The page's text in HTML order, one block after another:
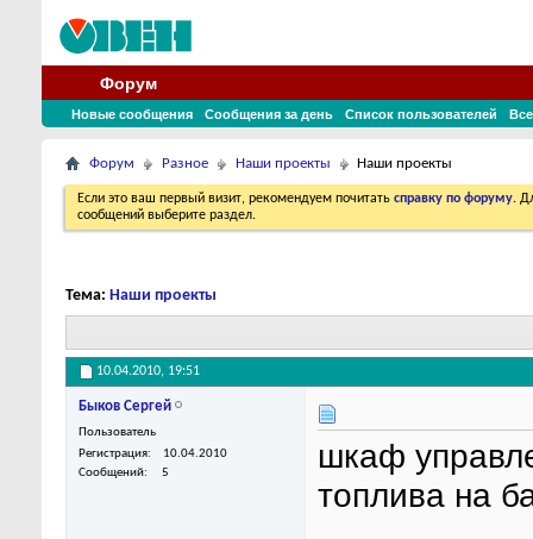
Форум
Новые сообщения Сообщения за день Список пользователей
Форум Разное Наши проекты Наши проекты
Если это ваш первый визит, рекомендуем почитать справку по форуму.
сообщений выберите раздел.
Тема: Наши проекты
10.04.2010, 19:51
Быков Сергей
Пользователь
Регистрация
10.04.2010
Сообщений
5
шкаф
топлива на